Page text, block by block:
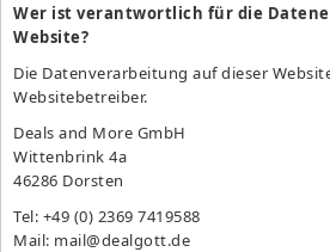
Wer ist verantwortlich für die
Website?
Die Datenverarbeitung auf dieser
Websitebetreiber.
Deals and More GmbH
Wittenbrink 4a
46286 Dorsten
Tel: +49 (0) 2369 7419588
Mail: mail@dealgott.de